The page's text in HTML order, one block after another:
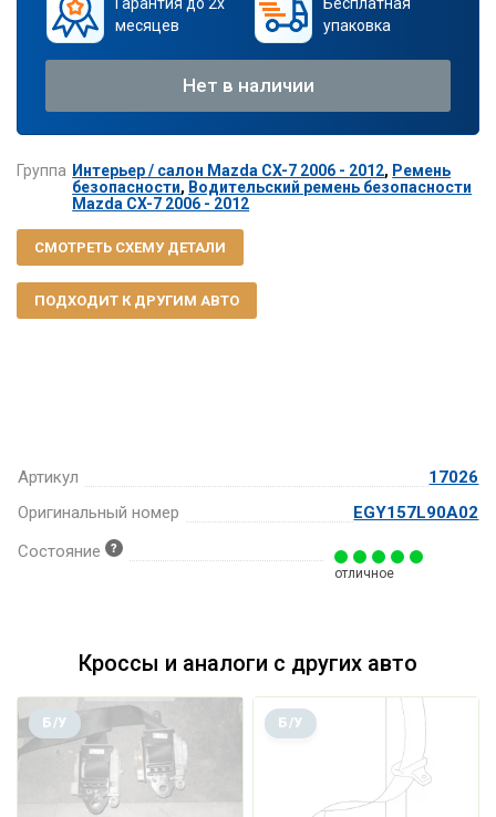
Артикул
17026
Оригинальный номер
EGY157L90A02
Состояние
отличное
месяцев
упаковка
Нет в наличии
Группа Интерьер / салон Mazda CX-7 2006 - 2012, Ремень
безопасности, Водительский ремень безопасности
Mazda CX-7 2006 - 2012
СМОТРЕТЬ СХЕМУ ДЕТАЛИ
ПОДХОДИТ К ДРУГИМ АВТО
Кроссы и аналоги с других авто
Б/У Б/У